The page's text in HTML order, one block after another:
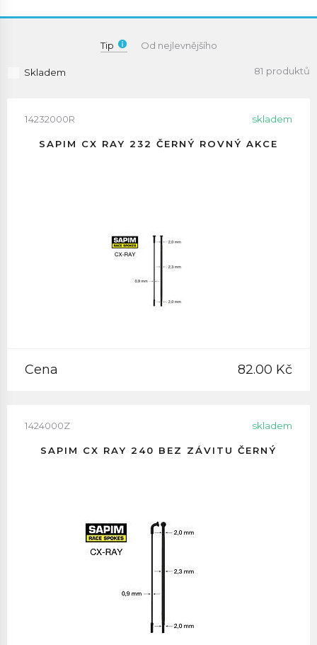
Tip Od nejlevnějšího
Skladem 81 produktů
14232000R skladem
SAPIM CX RAY 232 ČERNÝ ROVNÝ AKCE
Cena 82.00 Kč
1424000Z skladem
SAPIM CX RAY 240 BEZ ZÁVITU ČERNÝ